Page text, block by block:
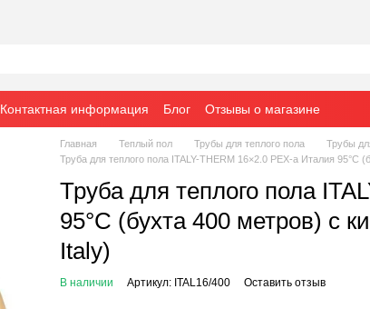
Контактная информация Блог Отзывы о магазине
Главная Теплый пол Трубы для теплого пола
Трубы
Труба для теплого пола ITALY-THERM 16×2.0 PEX-a Италия
Труба для теплого пола
95°C (бухта 400 метров) с
Italy)
В наличии Артикул: ITAL16/400 Оставить отзыв